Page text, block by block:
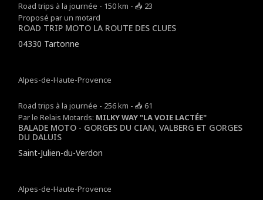
Road trips à la journée - 150 km - 📥 23
Proposé par un motard
ROAD TRIP MOTO LA ROUTE DES CLUES
04330 Tartonne
Alpes-de-Haute-Provence
Road trips à la journée - 256 km - 📥 61
Par le Relais Motards: MILKY WAY "LA VOIE LACTÉE"
BALADE MOTO - GORGES DU CIAN, VALBERG ET GORGES
DU DALUIS
Saint-Julien-du-Verdon
Alpes-de-Haute-Provence